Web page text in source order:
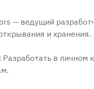
— ведущий
и хранения.
Разработать в личном